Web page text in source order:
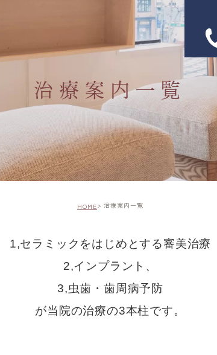
治療案内一覧
HOME 治療案内一覧
1,セラミックをはじめとする審美治療
2,インプラント、
3,虫歯・歯周病予防
が当院の治療の3本柱です。